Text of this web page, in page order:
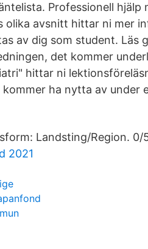
Professionell
olika avsnitt hittar ni mer
av dig som student. Läs
det kommer
hittar ni
ha nytta av under
Landsting/Region. 0/
2021